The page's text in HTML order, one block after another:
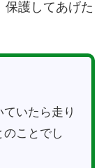
保護してあげた
いたら走り
ことでし